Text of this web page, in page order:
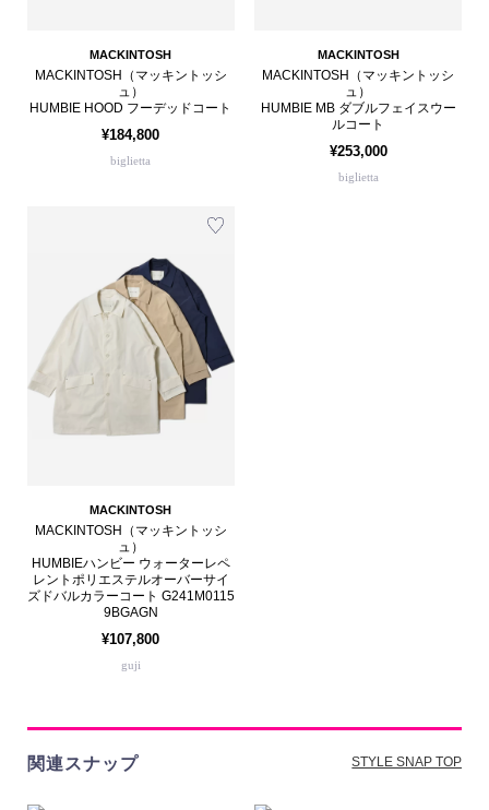
MACKINTOSH
MACKINTOSH（マッキントッシ
ュ）
HUMBIE HOOD フーデッドコート
¥184,800
biglietta
MACKINTOSH
MACKINTOSH（マッキントッシ
ュ）
HUMBIE MB ダブルフェイスウー
ルコート
¥253,000
biglietta
MACKINTOSH
MACKINTOSH（マッキントッシ
ュ）
HUMBIEハンビー ウォーターレペ
レントポリエステルオーバーサイ
ズドバルカラーコート G241M0115
9BGAGN
¥107,800
guji
関連スナップ STYLE SNAP TOP